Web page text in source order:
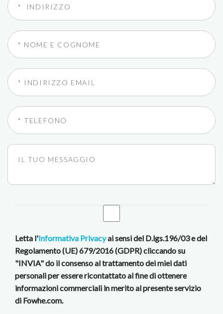
Letta l'Informativa Privacyai sensi del D.lgs.196/03 e del
Regolamento (UE) 679/2016 (GDPR) cliccando su
"INVIA" do il consenso al trattamento dei miei dati
personali per essere ricontattato al fine di ottenere
informazioni commerciali in merito al presente servizio
di Fowhe.com.